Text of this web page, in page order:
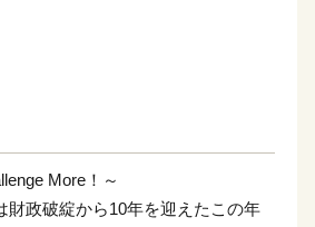
More！～
政破綻から10年を迎えたこの年